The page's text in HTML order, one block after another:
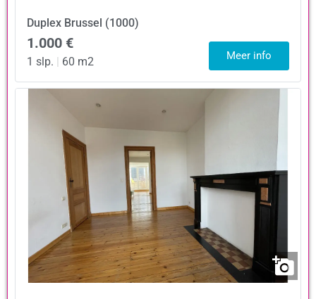
Duplex Brussel (1000)
1.000 €
1 slp. | 60 m2 Meer info